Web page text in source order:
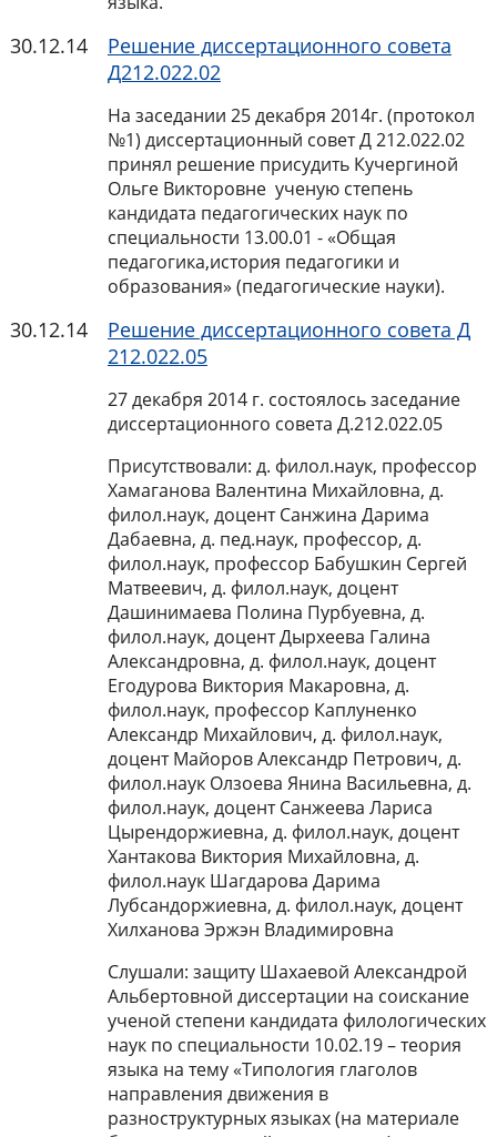
30.12.14
Решение диссертационного совета
Д212.022.02
На заседании 25 декабря 2014г. (протокол
№1) диссертационный совет Д 212.022.02
принял решение присудить Кучергиной
Ольге Викторовне ученую степень
кандидата педагогических наук по
специальности 13.00.01 - «Общая
педагогика,история педагогики и
образования» (педагогические науки).
30.12.14
Решение диссертационного совета Д
212.022.05
27 декабря 2014 г. состоялось заседание
диссертационного совета Д.212.022.05
Присутствовали: д. филол.наук, профессор
Хамаганова Валентина Михайловна, д.
филол.наук, доцент Санжина Дарима
Дабаевна, д. пед.наук, профессор, д.
филол.наук, профессор Бабушкин Сергей
Матвеевич, д. филол.наук, доцент
Дашинимаева Полина Пурбуевна, д.
филол.наук, доцент Дырхеева Галина
Александровна, д. филол.наук, доцент
Егодурова Виктория Макаровна, д.
филол.наук, профессор Каплуненко
Александр Михайлович, д. филол.наук,
доцент Майоров Александр Петрович, д.
филол.наук Олзоева Янина Васильевна, д.
филол.наук, доцент Санжеева Лариса
Цырендоржиевна, д. филол.наук, доцент
Хантакова Виктория Михайловна, д.
филол.наук Шагдарова Дарима
Лубсандоржиевна, д. филол.наук, доцент
Хилханова Эржэн Владимировна
Слушали: защиту Шахаевой Александрой
Альбертовной диссертации на соискание
ученой степени кандидата филологических
наук по специальности 10.02.19 – теория
языка на тему «Типология глаголов
направления движения в
разноструктурных языках (на материале